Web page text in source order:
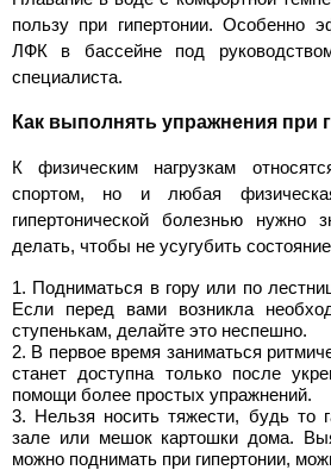
пользу при гипертонии. Особенно
ЛФК в бассейне под руководством
специалиста.
Как выполнять упражнения при
К физическим нагрузкам
спортом, но и любая
гипертонической болезнью нужно
делать, чтобы не усугубить
Подниматься в гору или по
Если перед вами возникла
ступенькам, делайте это неспешно.
В первое время заниматься
станет доступна только после
помощи более простых упражнений.
Нельзя носить тяжести, будь то
зале или мешок картошки дома.
можно поднимать при гипертонии,